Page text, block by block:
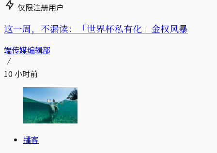
仅限注册用户
这一周，不漏读：「世界杯私有化」金权风暴
端传媒编辑部
10 小时前
播客